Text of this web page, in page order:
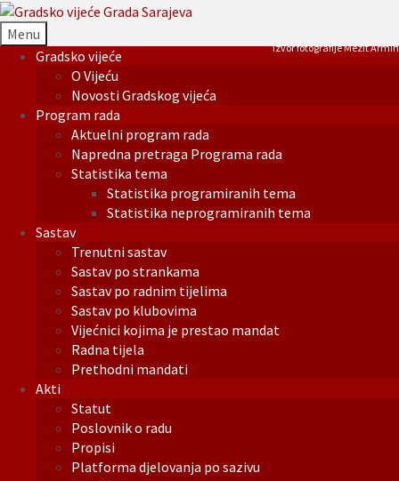
Menu
Gradsko vijeće
O Vijeću
Novosti Gradskog vijeća
Program rada
Aktuelni program rada
Napredna pretraga Programa rada
Statistika tema
Statistika programiranih tema
Statistika neprogramiranih tema
Sastav
Trenutni sastav
Sastav po strankama
Sastav po radnim tijelima
Sastav po klubovima
Vijećnici kojima je prestao mandat
Radna tijela
Prethodni mandati
Akti
Statut
Poslovnik o radu
Propisi
Platforma djelovanja po sazivu
Izvor fotografije Mezit Armin